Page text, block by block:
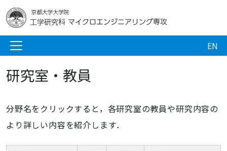
EN
研究室・教員
分野名をクリックすると，各研究室の教員や研究内容の
より詳しい内容を紹介します．